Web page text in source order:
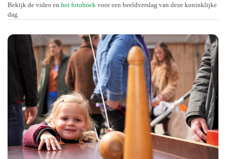
Bekijk de video en het fotoboek voor een beeldverslag van deze koninklijke
dag.